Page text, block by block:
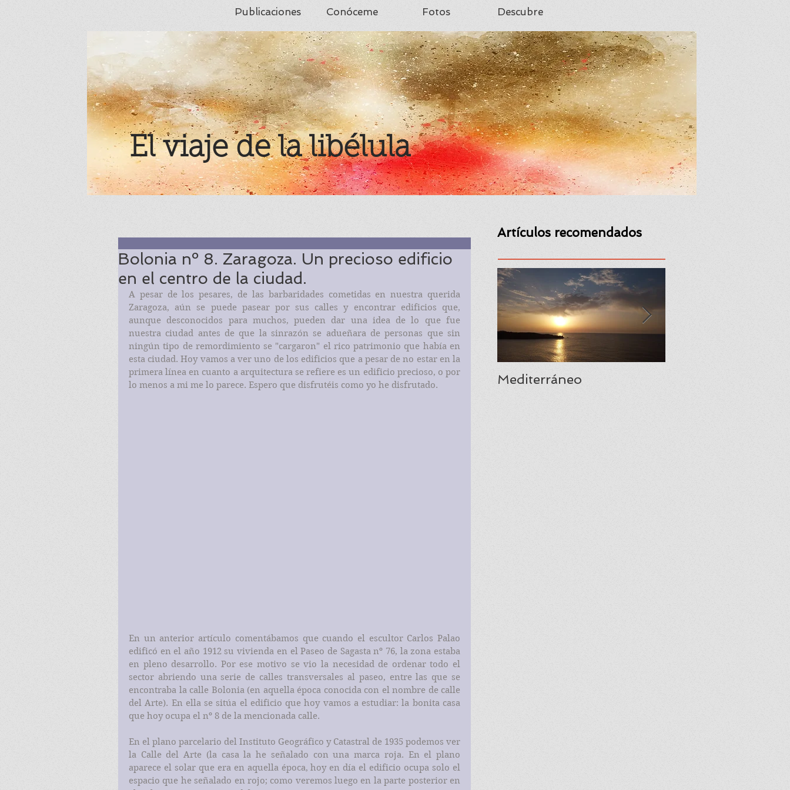
Publicaciones Conóceme Fotos Descubre
El viaje de la libélula
Bolonia nº 8. Zaragoza. Un precioso edificio
en el centro de la ciudad.
A pesar de los pesares, de las barbaridades cometidas en nuestra querida
Zaragoza, aún se puede pasear por sus calles y encontrar edificios que,
aunque desconocidos para muchos, pueden dar una idea de lo que fue
nuestra ciudad antes de que la sinrazón se adueñara de personas que sin
ningún tipo de remordimiento se "cargaron" el rico patrimonio que había en
esta ciudad. Hoy vamos a ver uno de los edificios que a pesar de no estar en la
primera línea en cuanto a arquitectura se refiere es un edificio precioso, o por
lo menos a mi me lo parece. Espero que disfrutéis como yo he disfrutado.
En un anterior artículo comentábamos que cuando el escultor Carlos Palao
edificó en el año 1912 su vivienda en el Paseo de Sagasta nº 76, la zona estaba
en pleno desarrollo. Por ese motivo se vio la necesidad de ordenar todo el
sector abriendo una serie de calles transversales al paseo, entre las que se
encontraba la calle Bolonia (en aquella época conocida con el nombre de calle
del Arte). En ella se sitúa el edificio que hoy vamos a estudiar: la bonita casa
que hoy ocupa el nº 8 de la mencionada calle.
En el plano parcelario del Instituto Geográfico y Catastral de 1935 podemos ver
la Calle del Arte (la casa la he señalado con una marca roja. En el plano
aparece el solar que era en aquella época, hoy en día el edificio ocupa solo el
espacio que he señalado en rojo; como veremos luego en la parte posterior en
Artículos recomendados
Mediterráneo